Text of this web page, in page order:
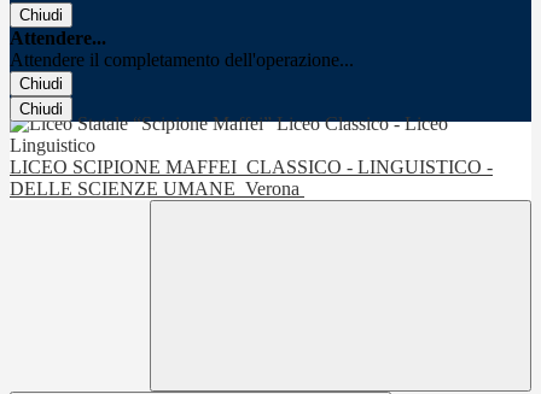
Chiudi
Attendere...
Attendere il completamento dell'operazione...
Chiudi
Chiudi
LICEO SCIPIONE MAFFEI CLASSICO - LINGUISTICO -
DELLE SCIENZE UMANE Verona